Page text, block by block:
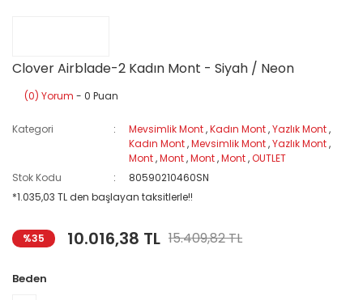
Clover Airblade-2 Kadın Mont - Siyah / Neon
(0) Yorum - 0 Puan
Kategori Mevsimlik Mont,Kadın Mont,Yazlık Mont,
Kadın Mont,Mevsimlik Mont,Yazlık Mont,
Mont,Mont,Mont,Mont,OUTLET
Stok Kodu
80590210460SN
*1.035,03 TL den başlayan taksitlerle!!
%35 10.016,38 TL 15.409,82 TL
Beden